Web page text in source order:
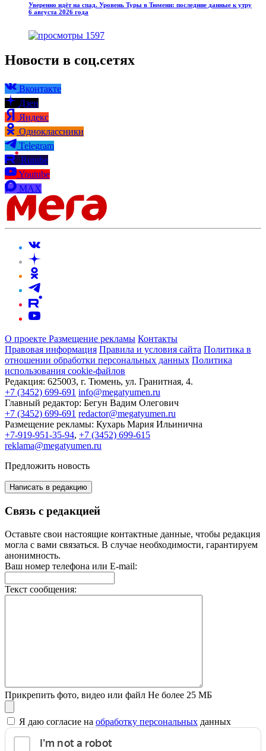
Уверенно идёт на спад. Уровень Туры в Тюмени: последние данные к утру
6 августа 2026 года
1597
Новости в соц.сетях
Вконтакте
Дзен
Яндекс
Одноклассники
Telegram
Rutube
Youtube
MAX
О проекте Размещение рекламы Контакты
Правовая информация Правила и условия сайта Политика в
отношении обработки персональных данных Политика
использования cookie-файлов
Редакция: 625003, г. Тюмень, ул. Гранитная, 4.
+7 (3452) 699-691 info@megatyumen.ru
Главный редактор: Бегун Вадим Олегович
+7 (3452) 699-691 redactor@megatyumen.ru
Размещение рекламы: Кухарь Мария Ильинична
+7-919-951-35-94, +7 (3452) 699-615
reklama@megatyumen.ru
Предложить новость
Написать в редакцию
Связь с редакцией
Оставьте свои настоящие контактные данные, чтобы редакция
могла с вами связаться. В случае необходимости, гарантируем
анонимность.
Ваш номер телефона или E-mail:
Текст сообщения:
Прикрепить фото, видео или файл Не более 25 МБ
Я даю согласие на обработку персональных данных